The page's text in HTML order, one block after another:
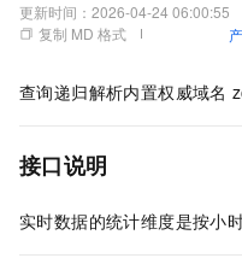
更新时间： 2026-04-24 06:00:55
复制 MD 格式
查询递归解析内置权威域名
接口说明
实时数据的统计维度是按小时